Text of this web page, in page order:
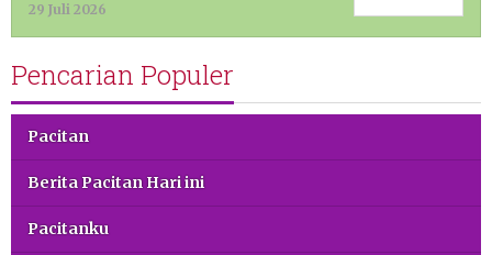
29 Juli 2026
Pencarian Populer
Pacitan
Berita Pacitan Hari ini
Pacitanku